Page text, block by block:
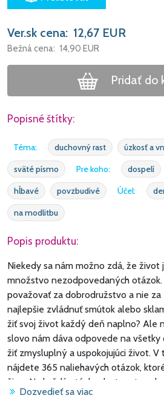
Ver.sk cena: 12,67 EUR
Bežná cena: 14,90 EUR
Pridať do
Popisné štítky:
Téma: duchovný rast
úzkosť a
sväté písmo
Pre koho: dospelí
hĺbavé
povzbudivé Účel:
na modlitbu
Popis produktu:
Niekedy sa nám možno zdá, že život
množstvo nezodpovedaných
považovať za dobrodružstvo a nie za
najlepšie zvládnuť smútok alebo
žiť svoj život každý deň naplno? Ale
slovo nám dáva odpovede na všetky
žiť zmysluplný a uspokojujúci život.
nájdete 365 naliehavých otázok,
žien. Na každú otázku dostanete
svätého a následne aj v zamyslení
Dozvedieť sa viac